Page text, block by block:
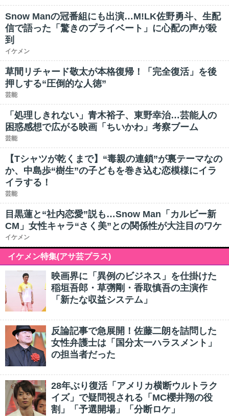
Snow Manの冠番組にも出演…M!LK佐野勇斗、生配
信で語った「驚きのプライベート」に心配の声が殺
到
イケメン
草間リチャード敬太が本格復帰！「完全復活」を後
押しする“圧倒的な人徳”
芸能
「処理しきれない」青木裕子、東野幸治…芸能人の
困惑感想で広がる映画「ちいかわ」考察ブーム
芸能
【Tシャツが乾くまで】“毒親の連鎖”が裏テーマなの
か、中島歩“樹生”の子どもを巻き込む恋模様にイラ
イラする！
芸能
目黒蓮と“社内恋愛”説も…Snow Man「カルビー新
CM」女性キャラ“さく美”との関係性が大注目のワケ
イケメン
イケメン特集(アサ芸プラス)
映画界に「異例のビジネス」を仕掛けた
稲垣吾郎・草彅剛・香取慎吾の主演作
「新たな収益システム」
反論記事で急展開！佐藤二朗を詰問した
女性弁護士は「国分太一ハラスメント」
の担当者だった
28年ぶり復活「アメリカ横断ウルトラク
イズ」で疑問視される「MC櫻井翔の役
割」「予選開場」「分断ロケ」